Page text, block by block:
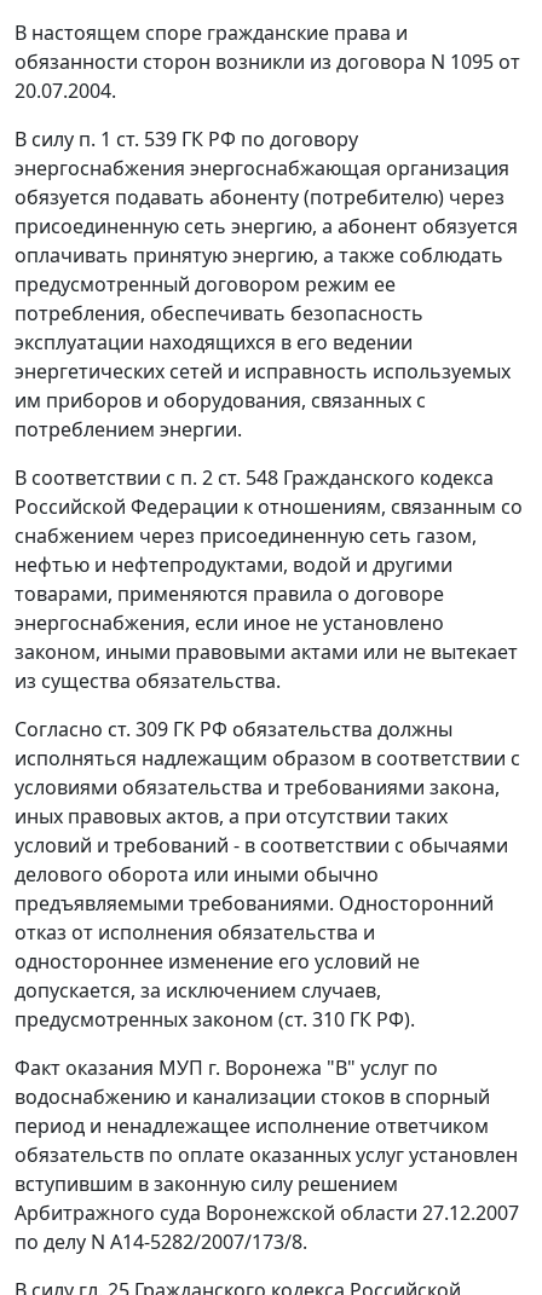
В настоящем споре гражданские права и
обязанности сторон возникли из договора N 1095 от
20.07.2004.
В силу п. 1 ст. 539 ГК РФ по договору
энергоснабжения энергоснабжающая организация
обязуется подавать абоненту (потребителю) через
присоединенную сеть энергию, а абонент обязуется
оплачивать принятую энергию, а также соблюдать
предусмотренный договором режим ее
потребления, обеспечивать безопасность
эксплуатации находящихся в его ведении
энергетических сетей и исправность используемых
им приборов и оборудования, связанных с
потреблением энергии.
В соответствии с п. 2 ст. 548 Гражданского кодекса
Российской Федерации к отношениям, связанным со
снабжением через присоединенную сеть газом,
нефтью и нефтепродуктами, водой и другими
товарами, применяются правила о договоре
энергоснабжения, если иное не установлено
законом, иными правовыми актами или не вытекает
из существа обязательства.
Согласно ст. 309 ГК РФ обязательства должны
исполняться надлежащим образом в соответствии с
условиями обязательства и требованиями закона,
иных правовых актов, а при отсутствии таких
условий и требований - в соответствии с обычаями
делового оборота или иными обычно
предъявляемыми требованиями. Односторонний
отказ от исполнения обязательства и
одностороннее изменение его условий не
допускается, за исключением случаев,
предусмотренных законом (ст. 310 ГК РФ).
Факт оказания МУП г. Воронежа "В" услуг по
водоснабжению и канализации стоков в спорный
период и ненадлежащее исполнение ответчиком
обязательств по оплате оказанных услуг установлен
вступившим в законную силу решением
Арбитражного суда Воронежской области 27.12.2007
по делу N А14-5282/2007/173/8.